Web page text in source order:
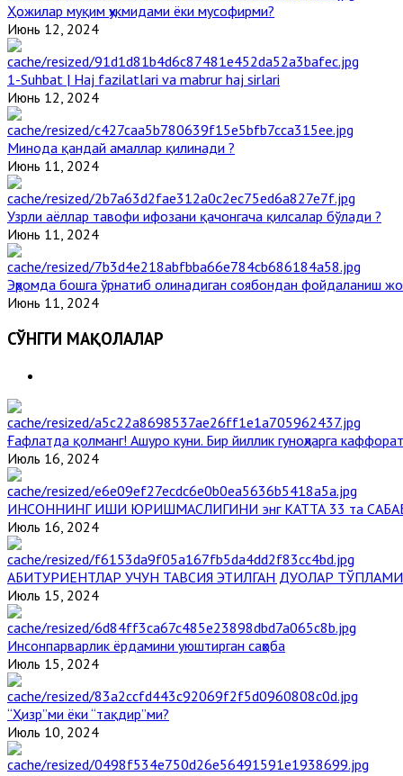
Ҳожилар муқим ҳукмидами ёки мусофирми?
Июнь 12, 2024
1-Suhbat | Haj fazilatlari va mabrur haj sirlari
Июнь 12, 2024
Минода қандай амаллар қилинади ?
Июнь 11, 2024
Узрли аёллар тавофи ифозани қачонгача қилсалар бўлади ?
Июнь 11, 2024
Эҳромда бошга ўрнатиб олинадиган соябондан фойдаланиш
Июнь 11, 2024
СЎНГГИ МАҚОЛАЛАР
Ғафлатда қолманг! Ашуро куни. Бир йиллик гуноҳларга
Июль 16, 2024
ИНСОННИНГ ИШИ ЮРИШМАСЛИГИНИ энг КАТТА 33 та
Июль 16, 2024
АБИТУРИЕНТЛАР УЧУН ТАВСИЯ ЭТИЛГАН ДУОЛАР ТЎПЛАМИ
Июль 15, 2024
Инсонпарварлик ёрдамини уюштирган саҳоба
Июль 15, 2024
“Ҳизр”ми ёки “тақдир”ми?
Июль 10, 2024